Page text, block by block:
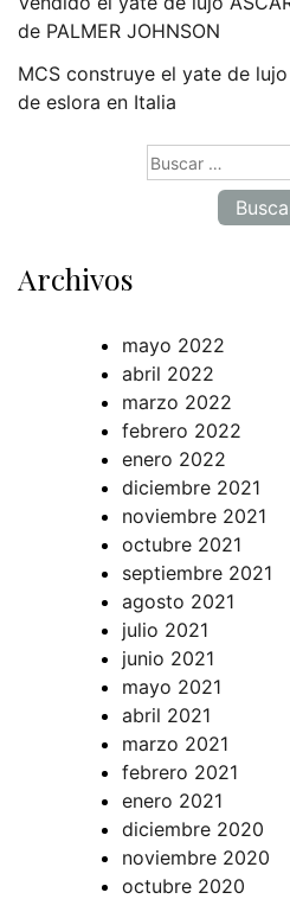
de PALMER JOHNSON
MCS construye el yate de
de eslora en Italia
Archivos
mayo 2022
abril 2022
marzo 2022
febrero 2022
enero 2022
diciembre 2021
noviembre 2021
octubre 2021
septiembre 2021
agosto 2021
julio 2021
junio 2021
mayo 2021
abril 2021
marzo 2021
febrero 2021
enero 2021
diciembre 2020
noviembre 2020
octubre 2020